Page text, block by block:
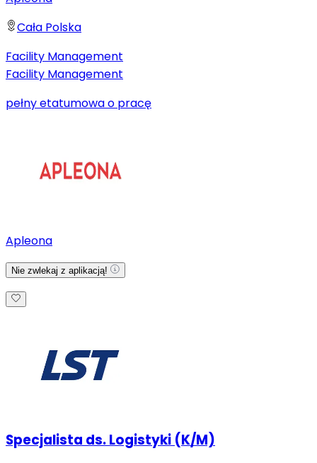
Cała Polska
Facility Management
Facility Management
pełny etatumowa o pracę
Apleona
Nie zwlekaj z aplikacją!
Specjalista ds. Logistyki (K/M)